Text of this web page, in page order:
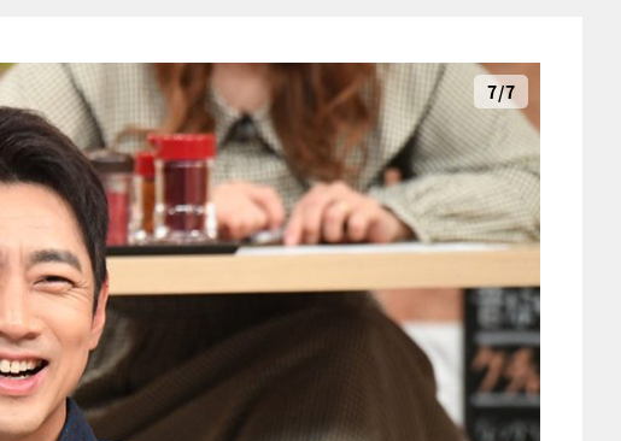
7/7
『アイ＝ラブ！げーみんぐ』＝LOV
E齋藤樹愛羅＆佐々木舞香SPインタ